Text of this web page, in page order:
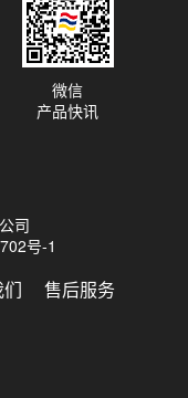
司
号-1
售后服务
微信
产品快讯